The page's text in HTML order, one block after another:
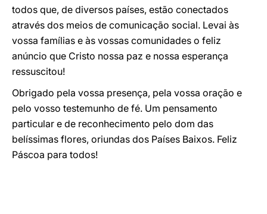
todos que, de diversos países, estão conectados
através dos meios de comunicação social. Levai às
vossa famílias e às vossas comunidades o feliz
anúncio que Cristo nossa paz e nossa esperança
ressuscitou!
Obrigado pela vossa presença, pela vossa oração e
pelo vosso testemunho de fé. Um pensamento
particular e de reconhecimento pelo dom das
belíssimas flores, oriundas dos Países Baixos. Feliz
Páscoa para todos!